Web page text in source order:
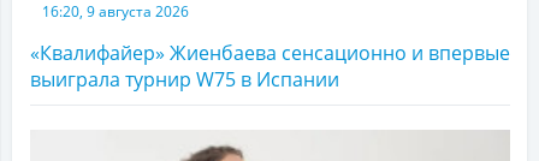
16:20, 9 августа 2026
«Квалифайер» Жиенбаева сенсационно и впервые
выиграла турнир W75 в Испании